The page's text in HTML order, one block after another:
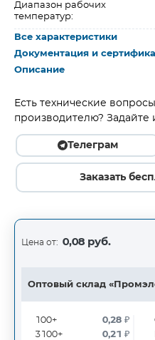
Диапазон рабочих
температур:
Все характеристики
Документация и
Описание
Есть технические
производителю?
Телеграм
Заказать
Цена от: 0,08 руб.
Оптовый склад
100+
3100+
0,28₽
0,21₽